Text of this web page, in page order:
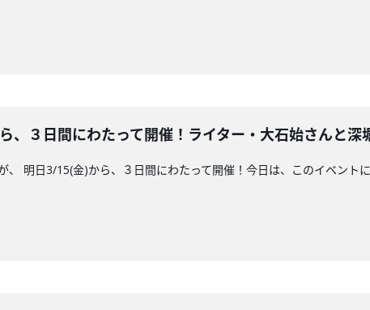
、３日間にわたって開催！ライター・大石始さんと
、 明日3/15(金)から、３日間にわたって開催！今日は、このイベント